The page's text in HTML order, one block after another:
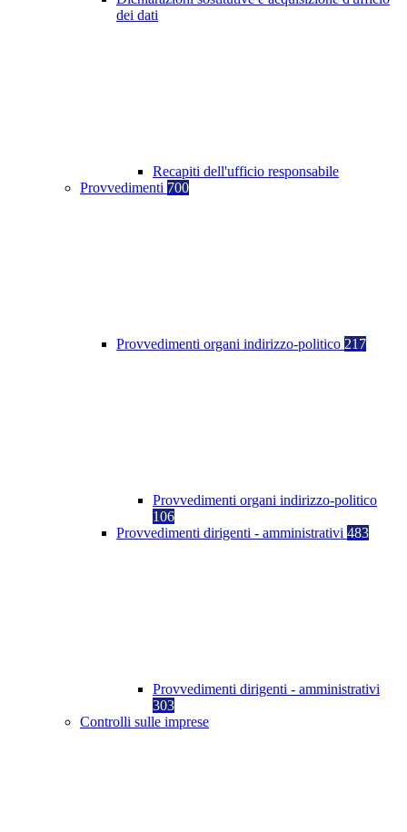
dei dati
Recapiti dell'ufficio responsabile
Provvedimenti 700
Provvedimenti organi indirizzo-politico 217
Provvedimenti organi indirizzo-politico
106
Provvedimenti dirigenti - amministrativi 483
Provvedimenti dirigenti - amministrativi
303
Controlli sulle imprese